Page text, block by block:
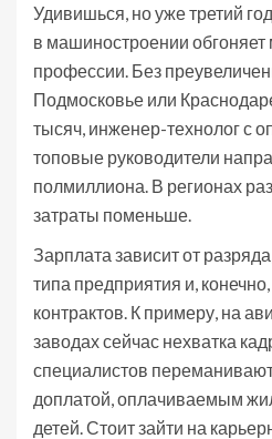
Удивишься, но уже третий
в машиностроении обгоняет
профессии. Без
Подмосковье или
тысяч, инженер-технолог с
топовые руководители
полмиллиона. В регионах
затраты поменьше.
Зарплата зависит от
типа предприятия и,
контрактов. К примеру, на
заводах сейчас нехватка
специалистов
доплатой, оплачиваемым
детей. Стоит зайти на